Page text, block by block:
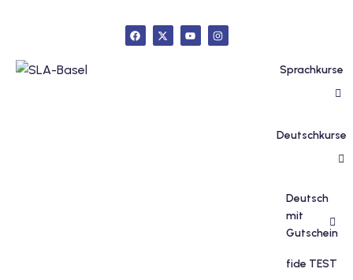
Sprachkurse
Deutschkurse
Deutsch
mit
Gutschein
fide TEST